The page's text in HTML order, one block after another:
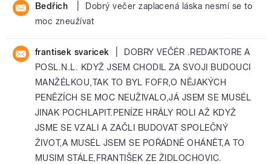
Bedřich
Dobrý večer zaplacená láska nesmí se to
moc zneužívat
frantisek svaricek
DOBRY VEČÉR .REDAKTORE A
POSL.N.L. KDYŽ JSEM CHODIL ZA SVOJI BUDOUCI
MANŽÉLKOU,TAK TO BYL FOFR,O NĚJAKÝCH
PENĚZÍCH SE MOC NEUŽIVALO,JÁ JSEM SE MUSÉL
JINAK POCHLAPIT.PENÍZE HRÁLY ROLI AŽ KDYŽ
JSME SE VZALI A ZAČLI BUDOVAT SPOLEČNÝ
ŽIVOT,A MUSÉL JSEM SE POŘÁDNĚ OHÁNĚT,A TO
MUSIM STÁLE,FRANTIŠEK ZE ŽIDLOCHOVIC.